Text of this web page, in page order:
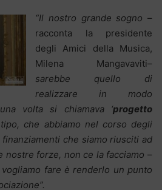
“Il nostro grande sogno –
racconta la presidente
degli Amici della Musica,
Milena Mangavaviti–
sarebbe quello di
realizzare in modo
volta si chiamava ‘progetto
tipo, che abbiamo nel corso degli
che siamo riusciti ad
nostre forze, non ce la facciamo –
fare è renderlo un punto